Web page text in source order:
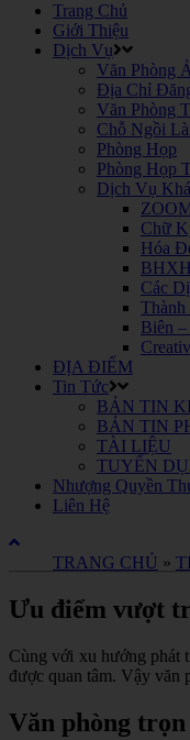
Trang Chủ
Giới Thiệu
Dịch Vụ
Văn Phòng
Địa Chỉ
Văn Phòng
Chỗ Ngồi
Phòng Họp
Phòng Họp
Dịch Vụ
Chữ
Hóa
Các
Thành
Biên
ĐỊA ĐIỂM
Tin Tức
BẢN TIN
BẢN TIN
TÀI LIỆU
TUYỂN
Nhượng Quyền
Liên Hệ
TRANG CHỦ »
Ưu điểm vượt
Cùng với xu hướng phát
được quan tâm. Vậy văn
Văn phòng